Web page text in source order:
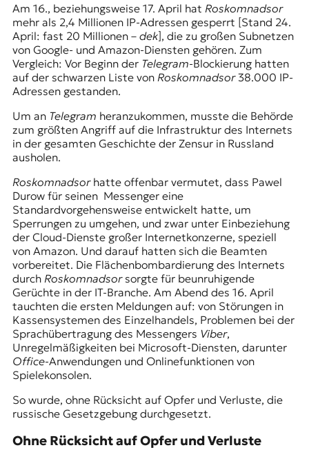
e
d
i
e
n
k
o
m
p
e
t
e
n
z
z
u
O
s
t
e
u
r
o
p
a
Am 16., beziehungsweise 17. April hat Roskomnadsor
mehr als 2,4 Millionen IP-Adressen gesperrt [Stand 24.
April: fast 20 Millionen – dek], die zu großen Subnetzen
von Google- und Amazon-Diensten gehören. Zum
Vergleich: Vor Beginn der Telegram-Blockierung hatten
auf der schwarzen Liste von Roskomnadsor38.000 IP-
Adressen gestanden.
Um an Telegram heranzukommen, musste die Behörde
zum größten Angriff auf die Infrastruktur des Internets
in der gesamten Geschichte der Zensur in Russland
ausholen.
Roskomnadsor hatte offenbar vermutet, dass Pawel
Durow für seinen Messenger eine
Standardvorgehensweise entwickelt hatte, um
Sperrungen zu umgehen, und zwar unter Einbeziehung
der Cloud-Dienste großer Internetkonzerne, speziell
von Amazon. Und darauf hatten sich die Beamten
vorbereitet. Die Flächenbombardierung des Internets
durch Roskomnadsor sorgte für beunruhigende
Gerüchte in der IT-Branche. Am Abend des 16. April
tauchten die ersten Meldungen auf: von Störungen in
Kassensystemen des Einzelhandels, Problemen bei der
Sprachübertragung des Messengers Viber,
Unregelmäßigkeiten bei Microsoft-Diensten, darunter
Office-Anwendungen und Onlinefunktionen von
Spielekonsolen.
So wurde, ohne Rücksicht auf Opfer und Verluste, die
russische Gesetzgebung durchgesetzt.
Ohne Rücksicht auf Opfer und Verluste